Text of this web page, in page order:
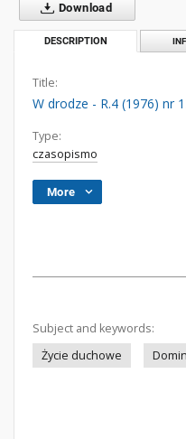
Download
DESCRIPTION
Title:
W drodze - R.4 (1976) nr
Type:
czasopismo
More
Subject and keywords:
Życie duchowe